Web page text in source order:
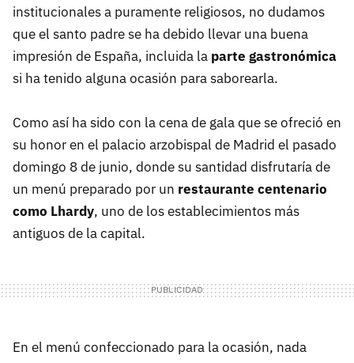
institucionales a puramente religiosos, no dudamos
que el santo padre se ha debido llevar una buena
impresión de España, incluida la parte gastronómica
si ha tenido alguna ocasión para saborearla.
Como así ha sido con la cena de gala que se ofreció en
su honor en el palacio arzobispal de Madrid el pasado
domingo 8 de junio, donde su santidad disfrutaría de
un menú preparado por un restaurante centenario
como Lhardy, uno de los establecimientos más
antiguos de la capital.
En el menú confeccionado para la ocasión, nada